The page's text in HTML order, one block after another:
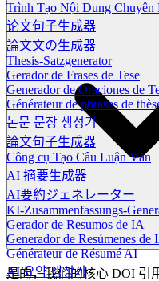
Trình Tạo Nội Dung Chuyên
论文句子生成器
論文文の生成器
Thesis-Satzgenerator
Gerador de Frases de Tese
Generador de Oraciones de
Générateur de phrases de
논문 문장 생성기
論文句子生成器
Công cụ Tạo Câu Luận Văn
AI 摘要生成器
AI要約ジェネレーター
KI-Zusammenfassungs-
Gerador de Resumos de IA
Generador de Resúmenes de
Générateur de Résumé AI
AI 요약 생성기
是的，我们的核心 DOI 引